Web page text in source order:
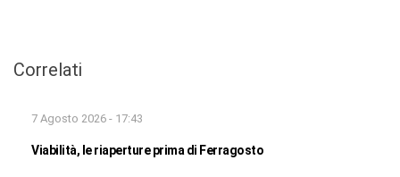
Correlati
7 Agosto 2026 - 17:43
Viabilità, le riaperture prima di Ferragosto